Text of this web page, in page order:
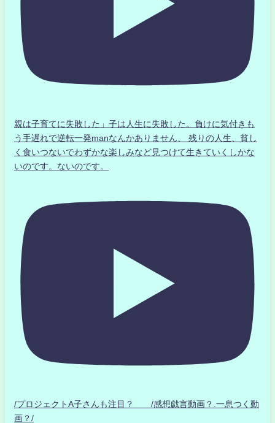
親は子育てに失敗した」子は人生に失敗した。負けに気付きも
う手遅れで逆転一発manなんかありません、 残りの人生、貧し
く食いつないでわずかな楽しみなど見つけて生きていくしかな
いのです。ないのです。
/プロジェクトA子さんも注目？ /感想戯言動画？.一息つく動
画？/